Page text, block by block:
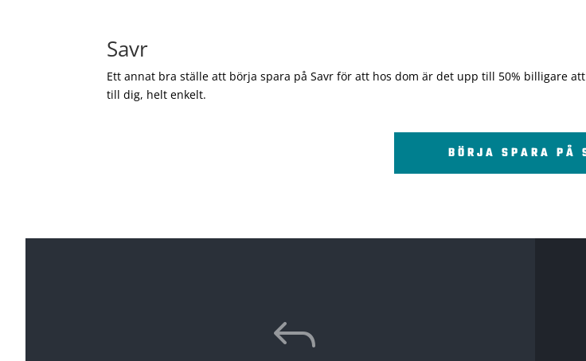
Savr
Ett annat bra ställe att börja spara på Savr för att hos dom är det upp till 50% billigare
till dig, helt enkelt.
BÖRJA SPARA PÅ
J